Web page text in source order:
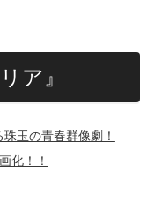
ア』
玉の青春群像劇！
化！！